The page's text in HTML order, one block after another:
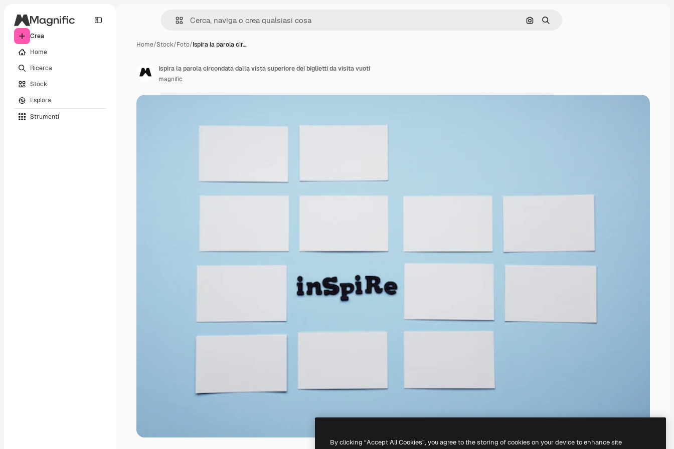
Crea
Home
Ricerca
Stock
Esplora
Strumenti
Cerca per immagine
Ricerca
Home/Stock/Foto/Ispira la parola cir…
Ispira la parola circondata dalla vista superiore dei biglietti da visita vuoti
magnific
By clicking “Accept All Cookies”, you agree to the storing of cookies on your device to enhance site